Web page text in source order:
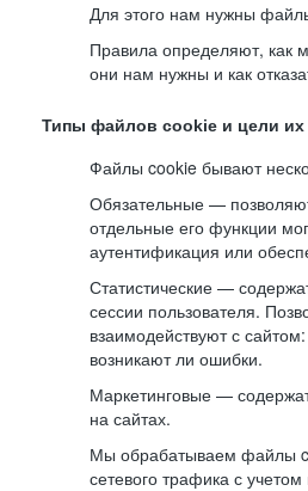
Для этого нам нужны
Правила определяют, как
они нам нужны и как
Типы файлов cookie и цели их
Файлы cookie бывают
Обязательные —
отдельные его функции
аутентификация или
Статистические —
сессии пользователя.
взаимодействуют с
возникают ли ошибки.
Маркетинговые —
на сайтах.
Мы обрабатываем файлы
сетевого трафика с